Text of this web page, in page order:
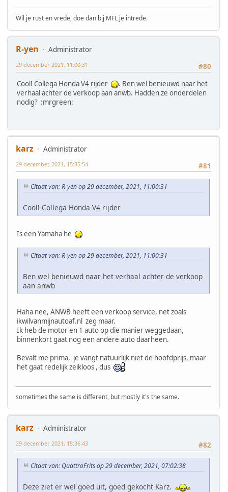
Wil je rust en vrede, doe dan bij MFL je intrede.
R-yen
Administrator
#80
29 december, 2021, 11:00:31
Cool! Collega Honda V4 rijder
. Ben wel benieuwd naar het
verhaal achter de verkoop aan anwb. Hadden ze onderdelen
nodig? :mrgreen:
karz
Administrator
#81
29 december, 2021, 15:35:54
Citaat van: R-yen op 29 december, 2021, 11:00:31
Cool! Collega Honda V4 rijder
Is een Yamaha he
Citaat van: R-yen op 29 december, 2021, 11:00:31
Ben wel benieuwd naar het verhaal achter de verkoop
aan anwb
Haha nee, ANWB heeft een verkoop service, net zoals
ikwilvanmijnautoaf.nl zeg maar.
Ik heb de motor en 1 auto op die manier weggedaan,
binnenkort gaat nog een andere auto daarheen.
Bevalt me prima, je vangt natuurlijk niet de hoofdprijs, maar
het gaat redelijk zeikloos , dus
sometimes the same is different, but mostly it's the same.
karz
Administrator
#82
29 december, 2021, 15:36:43
Citaat van: QuattroFrits op 29 december, 2021, 07:02:38
Deze ziet er wel goed uit, goed gekocht Karz.